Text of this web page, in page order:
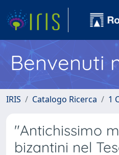
Benvenuti
IRIS Catalogo Ricerca 1
"Antichissimo
bizantini nel